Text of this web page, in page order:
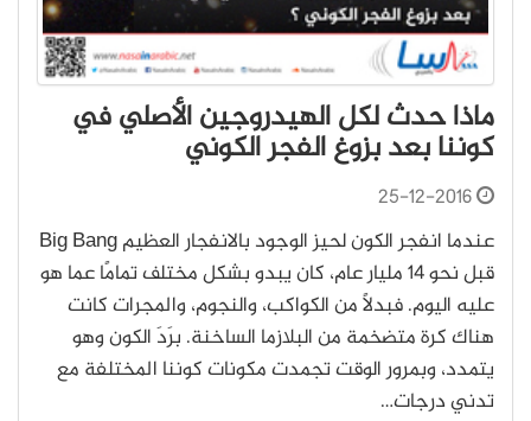
ماذا حدث لكل الهيدروجين الأصلي في
كوننا بعد بزوغ الفجر الكوني
25-12-2016
عندما انفجر الكون لحيز الوجود بالانفجار العظيم Big Bang
قبل نحو 14 مليار عام، كان يبدو بشكل مختلف تمامًا عما هو
عليه اليوم. فبدلاً من الكواكب، والنجوم، والمجرات كانت
هناك كرة متضخمة من البلازما الساخنة. برَدَ الكون وهو
يتمدد، وبمرور الوقت تجمدت مكونات كوننا المختلفة مع
تدني درجات…